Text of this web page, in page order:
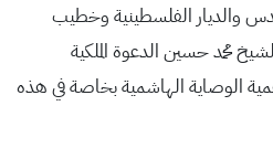
والديار الفلسطينية وخطيب
محمد حسين الدعوة الملكية
الوصاية الهاشمية بخاصة في هذه